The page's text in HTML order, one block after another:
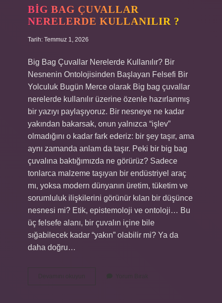
BIG BAG ÇUVALLAR
NERELERDE KULLANILIR ?
Tarih: Temmuz 1, 2026
Big Bag Çuvallar Nerelerde Kullanılır? Bir
Nesnenin Ontolojisinden Başlayan Felsefi Bir
Yolculuk Bugün Merce olarak Big bag çuvallar
nerelerde kullanılır üzerine özenle hazırlanmış
bir yazıyı paylaşıyoruz. Bir nesneye ne kadar
yakından bakarsak, onun yalnızca “işlev”
olmadığını o kadar fark ederiz: bir şey taşır, ama
aynı zamanda anlam da taşır. Peki bir big bag
çuvalına baktığımızda ne görürüz? Sadece
tonlarca malzeme taşıyan bir endüstriyel araç
mı, yoksa modern dünyanın üretim, tüketim ve
sorumluluk ilişkilerini görünür kılan bir düşünce
nesnesi mi? Etik, epistemoloji ve ontoloji… Bu
üç felsefe alanı, bir çuvalın içine bile
sığabilecek kadar “yakın” olabilir mi? Ya da
daha doğru…